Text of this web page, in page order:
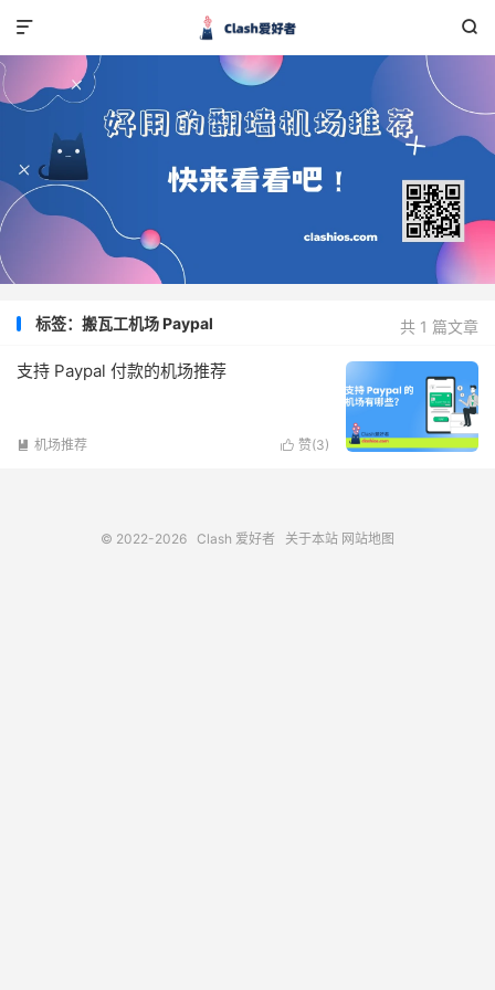


共 1 篇文章
标签：搬瓦工机场 Paypal
支持 Paypal 付款的机场推荐
 赞(3)
 机场推荐
© 2022-2026 Clash 爱好者 关于本站 网站地图